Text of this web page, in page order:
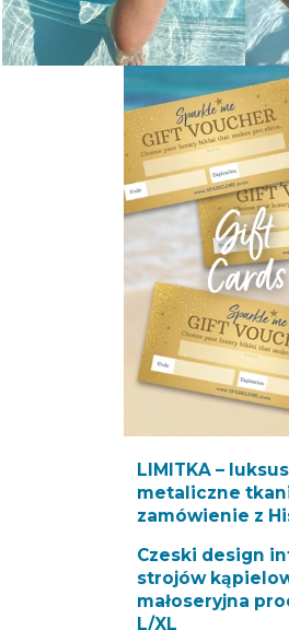
LIMITKA –
metaliczne
zamówienie z
Czeski design
strojów
małoseryjna
L/XL